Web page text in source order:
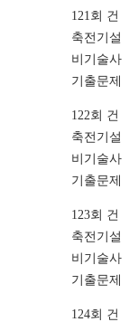
121회 건
축전기설
비기술사
기출문제
122회 건
축전기설
비기술사
기출문제
123회 건
축전기설
비기술사
기출문제
124회 건